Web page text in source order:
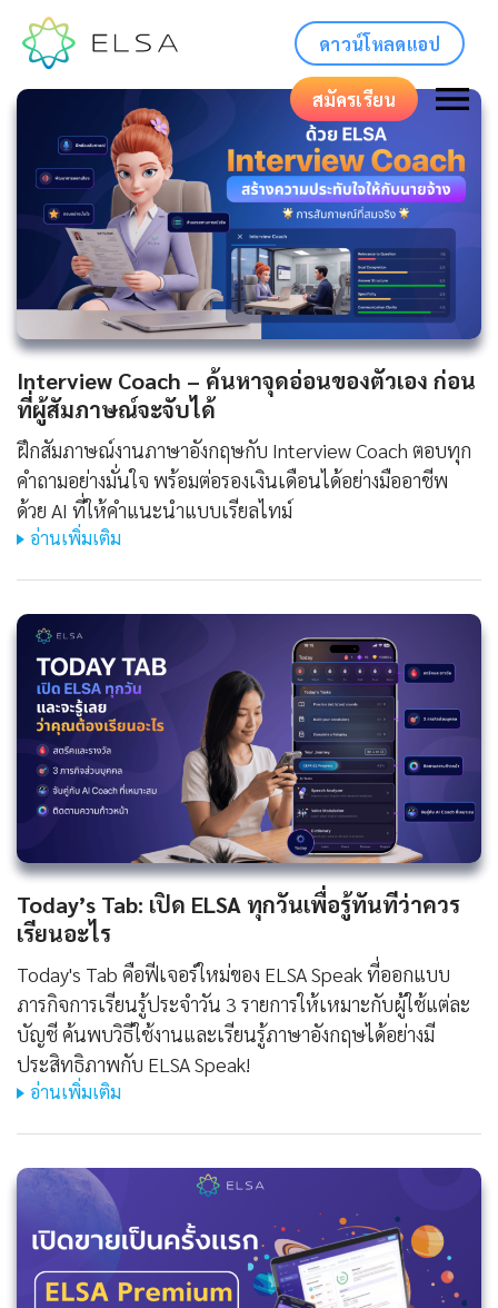
ดาวน์โหลดแอป
สมัครเรียน
Interview Coach – ค้นหาจุดอ่อนของตัวเอง ก่อน
ที่ผู้สัมภาษณ์จะจับได้
ฝึกสัมภาษณ์งานภาษาอังกฤษกับ Interview Coach ตอบทุก
คำถามอย่างมั่นใจ พร้อมต่อรองเงินเดือนได้อย่างมืออาชีพ
ด้วย AI ที่ให้คำแนะนำแบบเรียลไทม์
อ่านเพิ่มเติม
Today’s Tab: เปิด ELSA ทุกวันเพื่อรู้ทันทีว่าควร
เรียนอะไร
Today's Tab คือฟีเจอร์ใหม่ของ ELSA Speak ที่ออกแบบ
ภารกิจการเรียนรู้ประจำวัน 3 รายการให้เหมาะกับผู้ใช้แต่ละ
บัญชี ค้นพบวิธีใช้งานและเรียนรู้ภาษาอังกฤษได้อย่างมี
ประสิทธิภาพกับ ELSA Speak!
อ่านเพิ่มเติม